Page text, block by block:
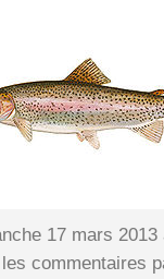
17 mars
commentaires